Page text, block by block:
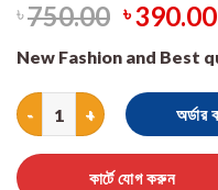
৳750.00 ৳390.00
New Fashion and Best
Winter Cap For Men
অর্ডার
কার্টে যোগ করুন